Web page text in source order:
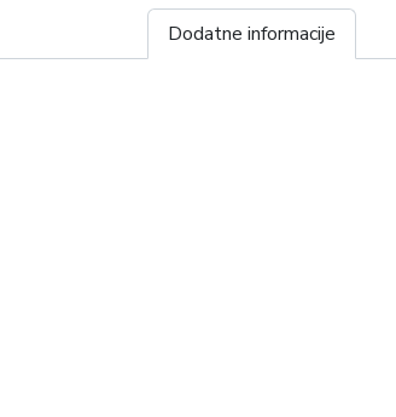
Dodatne informacije